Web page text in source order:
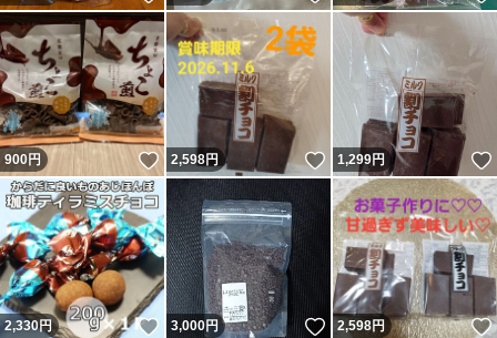
900円 いいね！
2,598円 いいね！
1,299円
2,330円 いいね！
3,000円 いいね！
2,598円